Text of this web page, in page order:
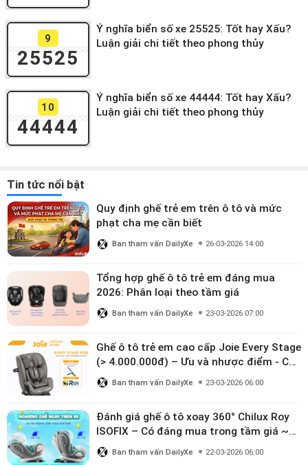
9
25525
Ý nghĩa biển số xe 25525: Tốt hay Xấu?
Luận giải chi tiết theo phong thủy
10
44444
Ý nghĩa biển số xe 44444: Tốt hay Xấu?
Luận giải chi tiết theo phong thủy
Tin tức nổi bật
Quy định ghế trẻ em trên ô tô và mức
phạt cha mẹ cần biết
Ban tham vấn DailyXe 26-03-2026 14:00
Tổng hợp ghế ô tô trẻ em đáng mua
2026: Phân loại theo tầm giá
Ban tham vấn DailyXe 23-03-2026 07:00
Ghế ô tô trẻ em cao cấp Joie Every Stage
(> 4.000.000đ) – Ưu và nhược điểm - Có
đáng đầu tư cho bé từ 0–12 tuổi?
Ban tham vấn DailyXe 23-03-2026 06:00
Đánh giá ghế ô tô xoay 360° Chilux Roy
ISOFIX – Có đáng mua trong tầm giá ~3
triệu
Ban tham vấn DailyXe 22-03-2026 06:00